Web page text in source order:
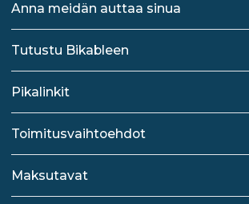
Anna meidän auttaa sinua
Tutustu Bikableen
Pikalinkit
Toimitusvaihtoehdot
Maksutavat